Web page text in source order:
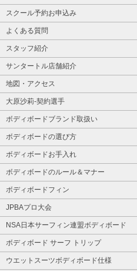
スクール予約お申込み
よくある質問
スタッフ紹介
サンタートル店舗紹介
地図・アクセス
大原沙莉-契約選手
ボディボードブランド取扱い
ボディボードの選び方
ボディボードお手入れ
ボディボードのルール＆マナー
ボディボードフィン
JPBAプロ大会
NSA日本サーフィン連盟ボディボード
ボディボード サーフ トリップ
ウエットスーツボディボード仕様